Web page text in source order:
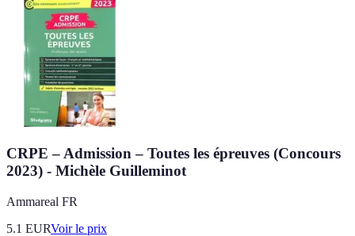
CRPE – Admission – Toutes les épreuves (Concours
2023) - Michèle Guilleminot
Ammareal FR
5.1 EURVoir le prix